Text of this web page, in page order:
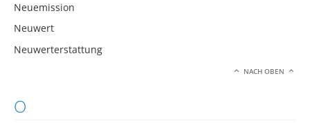
Neuemission
Neuwert
Neuwerterstattung
NACH OBEN
O